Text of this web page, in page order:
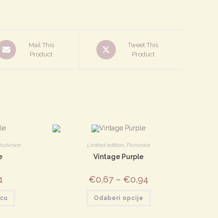
Mail This
Product
Otvori
u
Tweet This
Product
cijena
€0,61.
Limited edition, Pozivnice
Vintage Purple
€0,67 – €0,94
Odaberi opcije